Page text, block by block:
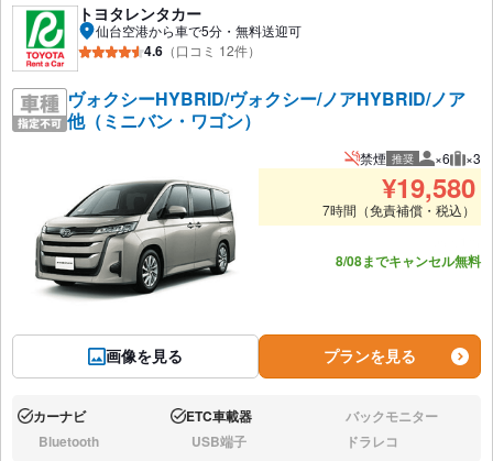
トヨタレンタカー
仙台空港から車で5分・無料送迎可
4.6 （口コミ 12件）
ヴォクシーHYBRID/ヴォクシー/ノアHYBRID/ノア
他（ミニバン・ワゴン）
画像を見る
禁煙 推奨 推奨人数
×6 推
×3
¥19,580
7時間（免責補償・税込）
8/08までキャンセル無料
プランを見る
あり:カーナビ あり:ETC車載器 なし:バックモニター
なし:Bluetooth なし:USB端子 なし:ドラレコ